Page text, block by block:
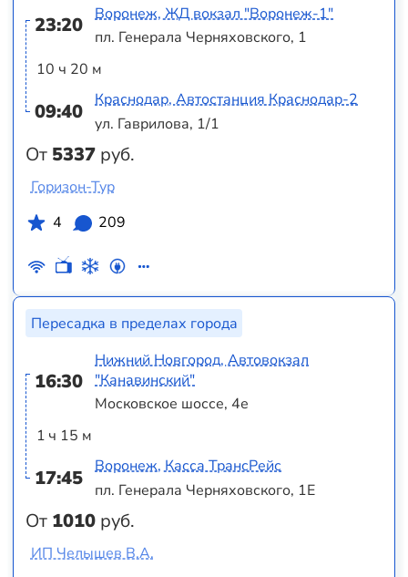
23:20
10 ч 20 м
09:40
От 5337 руб.
Воронеж, ЖД вокзал "Воронеж-1"
пл. Генерала Черняховского, 1
Краснодар, Автостанция Краснодар-2
ул. Гаврилова, 1/1
Горизон-Тур
4
209
Пересадка в пределах города
16:30
1 ч 15 м
17:45
От 1010 руб.
Нижний Новгород, Автовокзал
"Канавинский"
Московское шоссе, 4е
Воронеж, Касса ТрансРейс
пл. Генерала Черняховского, 1Е
ИП Челышев В.А.